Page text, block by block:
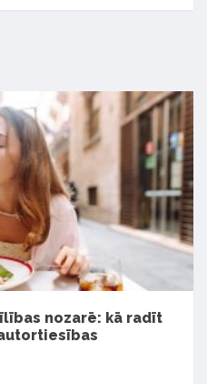
nozarē: kā radīt